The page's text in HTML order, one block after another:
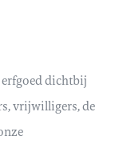
dichtbij
vrijwilligers, de